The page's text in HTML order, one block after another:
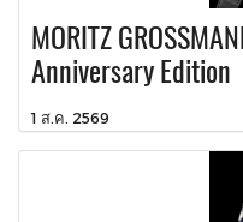
MORITZ
Anniversary Edition
1 ส.ค. 2569